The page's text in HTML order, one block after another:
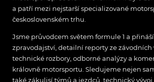
a patří mezi nejstarší specializované
československém trhu.
Jsme průvodcem světem formule 1 a
zpravodajství, detailní reporty ze závodních
technické rozbory, odborné analýzy a
královně motorsportu. Sledujeme nejen
také zákulisí týmů a jezdců, technický